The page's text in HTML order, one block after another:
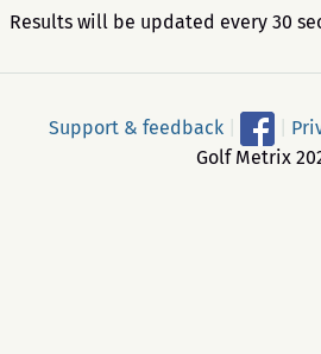
Results will be updated every 30
Support & feedback
Golf Metrix